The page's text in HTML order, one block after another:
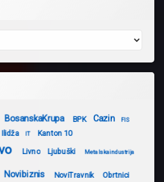
BosanskaKrupa BPK Cazin FIS
Ilidža IT Kanton 10
Livno Ljubuški Metalskaindustrija
Novibiznis NoviTravnik
Obrtnici